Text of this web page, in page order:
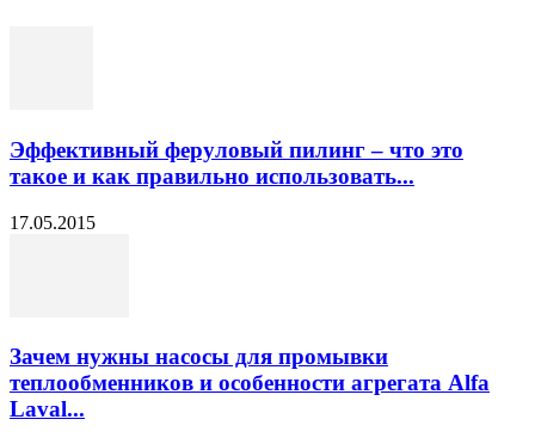
Эффективный феруловый пилинг – что это
такое и как правильно использовать...
17.05.2015
Зачем нужны насосы для промывки
теплообменников и особенности агрегата Alfa
Laval...